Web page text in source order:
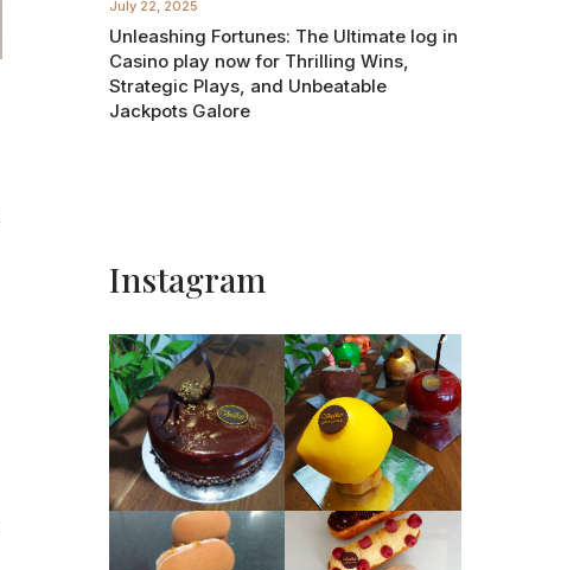
July 22, 2025
Unleashing Fortunes: The Ultimate log in
Casino play now for Thrilling Wins,
Strategic Plays, and Unbeatable
Jackpots Galore
Instagram